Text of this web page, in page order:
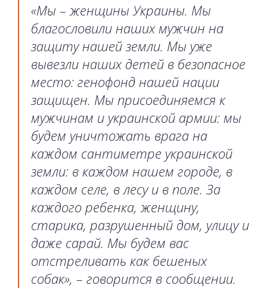
«Мы – женщины Украины. Мы
благословили наших мужчин на
защиту нашей земли. Мы уже
вывезли наших детей в безопасное
место: генофонд нашей нации
защищен. Мы присоединяемся к
мужчинам и украинской армии: мы
будем уничтожать врага на
каждом сантиметре украинской
земли: в каждом нашем городе, в
каждом селе, в лесу и в поле. За
каждого ребенка, женщину,
старика, разрушенный дом, улицу и
даже сарай. Мы будем вас
отстреливать как бешеных
собак», – говорится в сообщении.